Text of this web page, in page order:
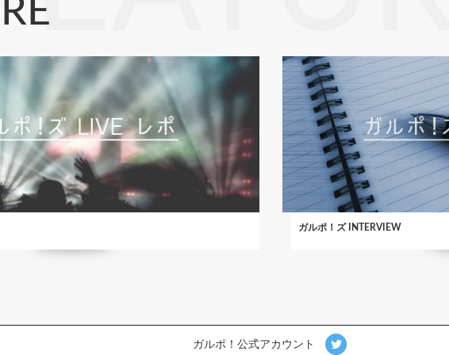
ガルポ！ズ INTERVIEW
ガルポ！公式アカウント